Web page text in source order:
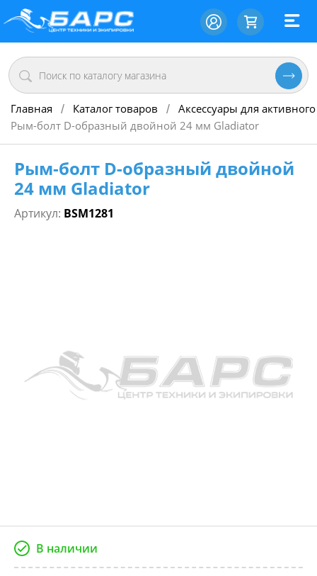
Главная / Каталог товаров / Аксессуары для
Рым-болт D-образный двойной 24 мм Gladiator
Рым-болт D-образный двойной
24 мм Gladiator
Артикул: BSM1281
В наличии